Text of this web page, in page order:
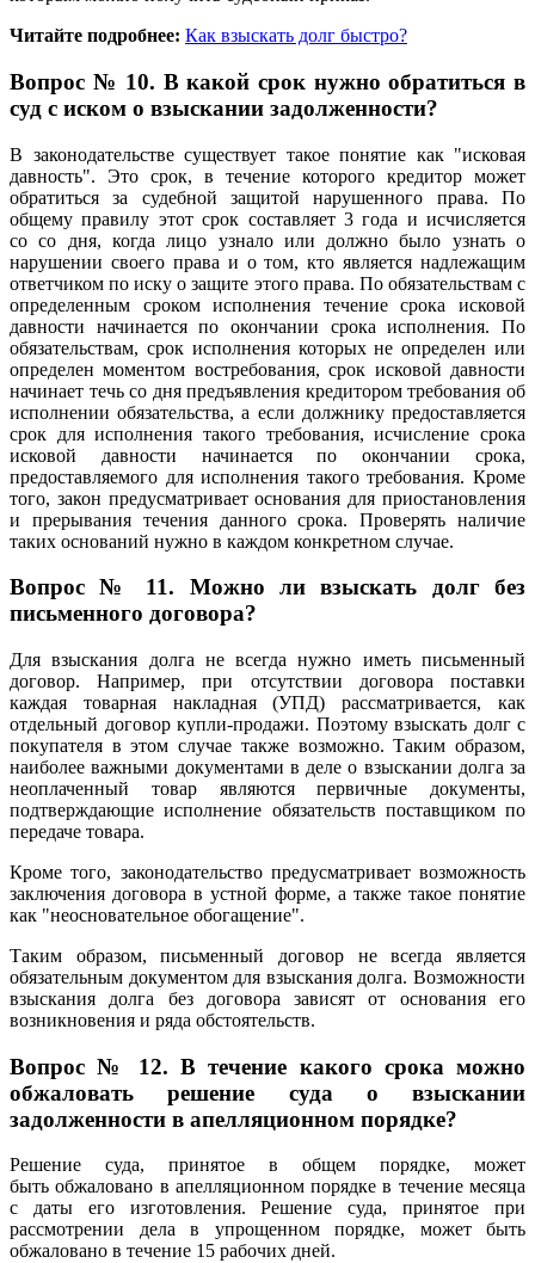
Читайте подробнее: Как взыскать долг быстро?
Вопрос № 10. В какой срок нужно обратиться в
суд с иском о взыскании задолженности?
В законодательстве существует такое понятие как "исковая
давность". Это срок, в течение которого кредитор может
обратиться за судебной защитой нарушенного права. По
общему правилу этот срок составляет 3 года и исчисляется
со со дня, когда лицо узнало или должно было узнать о
нарушении своего права и о том, кто является надлежащим
ответчиком по иску о защите этого права. По обязательствам с
определенным сроком исполнения течение срока исковой
давности начинается по окончании срока исполнения. По
обязательствам, срок исполнения которых не определен или
определен моментом востребования, срок исковой давности
начинает течь со дня предъявления кредитором требования об
исполнении обязательства, а если должнику предоставляется
срок для исполнения такого требования, исчисление срока
исковой давности начинается по окончании срока,
предоставляемого для исполнения такого требования. Кроме
того, закон предусматривает основания для приостановления
и прерывания течения данного срока. Проверять наличие
таких оснований нужно в каждом конкретном случае.
Вопрос № 11. Можно ли взыскать долг без
письменного договора?
Для взыскания долга не всегда нужно иметь письменный
договор. Например, при отсутствии договора поставки
каждая товарная накладная (УПД) рассматривается, как
отдельный договор купли-продажи. Поэтому взыскать долг с
покупателя в этом случае также возможно. Таким образом,
наиболее важными документами в деле о взыскании долга за
неоплаченный товар являются первичные документы,
подтверждающие исполнение обязательств поставщиком по
передаче товара.
Кроме того, законодательство предусматривает возможность
заключения договора в устной форме, а также такое понятие
как "неосновательное обогащение".
Таким образом, письменный договор не всегда является
обязательным документом для взыскания долга. Возможности
взыскания долга без договора зависят от основания его
возникновения и ряда обстоятельств.
Вопрос № 12. В течение какого срока можно
обжаловать решение суда о взыскании
задолженности в апелляционном порядке?
Решение суда, принятое в общем порядке, может
быть обжаловано в апелляционном порядке в течение месяца
с даты его изготовления. Решение суда, принятое при
рассмотрении дела в упрощенном порядке, может быть
обжаловано в течение 15 рабочих дней.